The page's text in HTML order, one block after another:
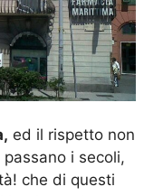
ed il rispetto non
i secoli,
che di questi